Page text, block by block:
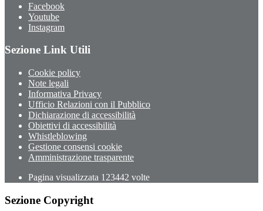
Facebook
Youtube
Instagram
Sezione Link Utili
Cookie policy
Note legali
Informativa Privacy
Ufficio Relazioni con il Pubblico
Dichiarazione di accessibilità
Obiettivi di accessibilità
Whistleblowing
Gestione consensi cookie
Amministrazione trasparente
Pagina visualizzata 123442 volte
Sezione Copyright